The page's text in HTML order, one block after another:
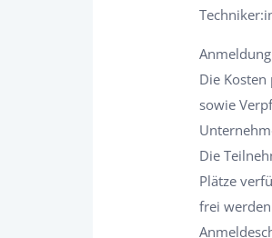
Die
sowie
Die
Plätze
frei